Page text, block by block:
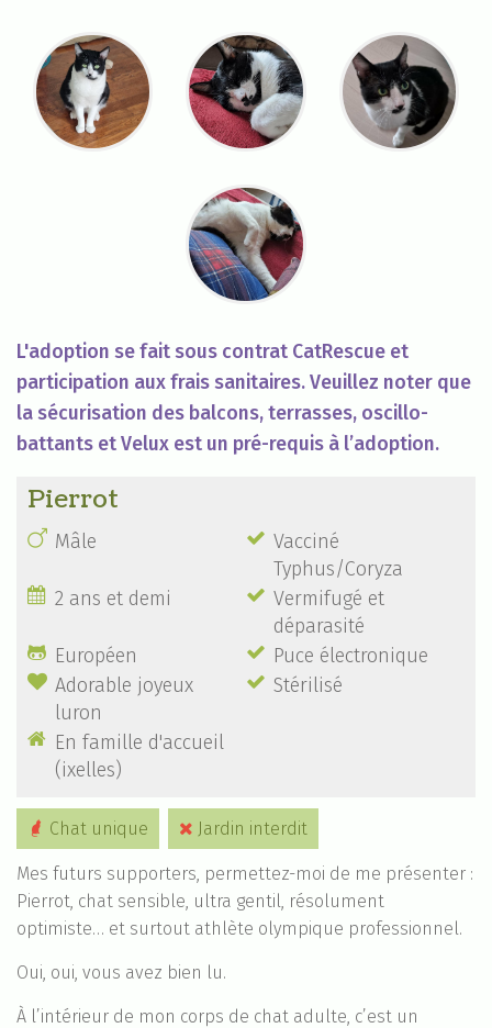
L'adoption se fait sous contrat CatRescue et
participation aux frais sanitaires. Veuillez noter que
la sécurisation des balcons, terrasses, oscillo-
battants et Velux est un pré-requis à l’adoption.
Pierrot
 Mâle  Vacciné
Typhus/Coryza
 2 ans et demi  Vermifugé et
déparasité
 Européen  Puce électronique
 Adorable joyeux
luron
 Stérilisé
 En famille d'accueil
(ixelles)
Chat unique  Jardin interdit
Mes futurs supporters, permettez-moi de me présenter :
Pierrot, chat sensible, ultra gentil, résolument
optimiste… et surtout athlète olympique professionnel.
Oui, oui, vous avez bien lu.
À l’intérieur de mon corps de chat adulte, c’est un